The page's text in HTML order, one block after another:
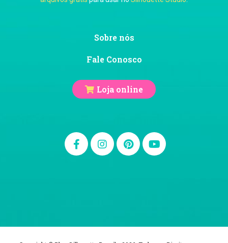
Sobre nós
Fale Conosco
Loja online